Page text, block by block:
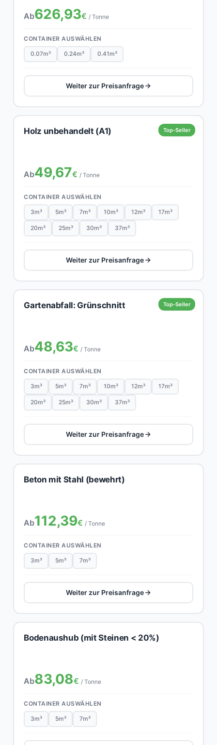
Ab626,93€ / Tonne
CONTAINER AUSWÄHLEN
0.07m³ 0.24m³ 0.41m³
Weiter zur Preisanfrage
Top-Seller
Holz unbehandelt (A1)
Ab49,67€ / Tonne
CONTAINER AUSWÄHLEN
3m³ 5m³ 7m³ 10m³ 12m³ 17m³
20m³ 25m³ 30m³ 37m³
Weiter zur Preisanfrage
Top-Seller
Gartenabfall: Grünschnitt
Ab48,63€ / Tonne
CONTAINER AUSWÄHLEN
3m³ 5m³ 7m³ 10m³ 12m³ 17m³
20m³ 25m³ 30m³ 37m³
Weiter zur Preisanfrage
Beton mit Stahl (bewehrt)
Ab112,39€ / Tonne
CONTAINER AUSWÄHLEN
3m³ 5m³ 7m³
Weiter zur Preisanfrage
Bodenaushub (mit Steinen < 20%)
Ab83,08€ / Tonne
CONTAINER AUSWÄHLEN
3m³ 5m³ 7m³